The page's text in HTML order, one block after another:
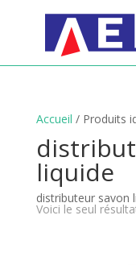
Accueil / Produits
liquide
distributeur savon
Voici le seul